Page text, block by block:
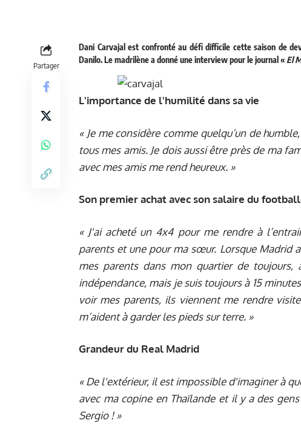
Partager
Dani Carvajal est confronté au défi difficile cette saison de
Danilo. Le madrilène a donné une interview pour le journal « El
L'importance de l'humilité dans sa vie
« Je me considère comme quelqu’un de
tous mes amis. Je dois aussi être près de ma
avec mes amis me rend heureux. »
Son premier achat avec son salaire du
« J'ai acheté un 4x4 pour me rendre à
parents et une pour ma sœur. Lorsque Madrid
mes parents dans mon quartier de toujours,
indépendance, mais je suis toujours à 15
voir mes parents, ils viennent me rendre
m’aident à garder les pieds sur terre. »
Grandeur du Real Madrid
« De l'extérieur, il est impossible d'imaginer à
avec ma copine en Thaïlande et il y a des
Sergio ! »